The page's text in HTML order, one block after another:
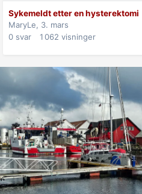
Sykemeldt etter en hysterektomi
MaryLe, 3. mars
0 svar 1 062 visninger